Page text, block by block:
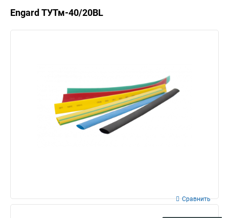
Engard ТУТм-40/20BL
Сравнить